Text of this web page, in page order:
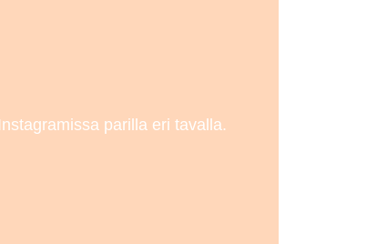
parilla eri tavalla.